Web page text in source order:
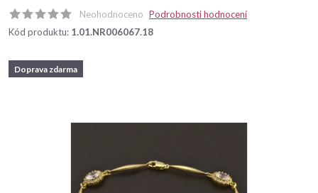
Neohodnoceno Podrobnosti hodnocení
Kód produktu: 1.01.NR006067.18
Doprava zdarma